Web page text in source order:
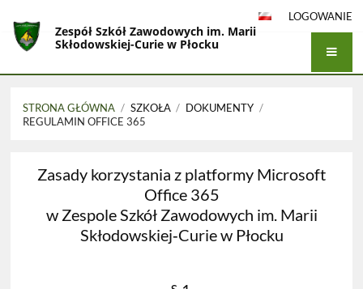
LOGOWANIE
Zespół Szkół Zawodowych im. Marii
Skłodowskiej-Curie w Płocku
STRONA GŁÓWNA / SZKOŁA / DOKUMENTY /
REGULAMIN OFFICE 365
Office 365
Zasady korzystania z platformy Microsoft
Office 365
w Zespole Szkół Zawodowych im. Marii
Skłodowskiej‐Curie w Płocku